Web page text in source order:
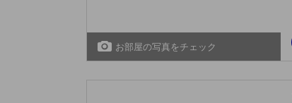
お部屋の写真をチェック